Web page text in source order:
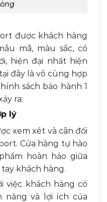
được khách hàng
mã, màu sắc, có
hiện đại nhất hiện
đây là vô cùng hợp
sách bảo hành 1
ra:
lý
xem xét và cân đối
Cửa hàng tự hào
hoàn hảo giữa
khách hàng.
việc khách hàng có
năng và lợi ích của